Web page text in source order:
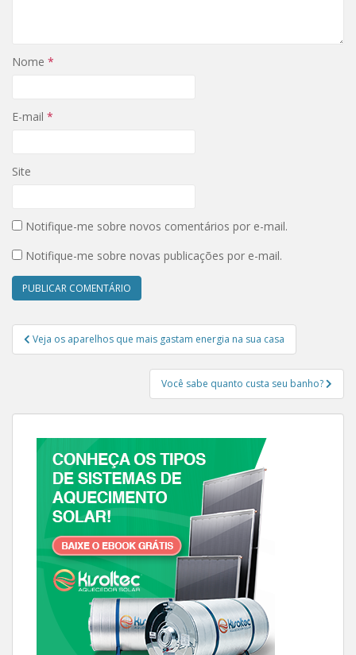
Nome *
E-mail *
Site
Notifique-me sobre novos comentários por e-mail.
Notifique-me sobre novas publicações por e-mail.
Navegação de Post
Veja os aparelhos que mais gastam energia na sua casa
Você sabe quanto custa seu banho?